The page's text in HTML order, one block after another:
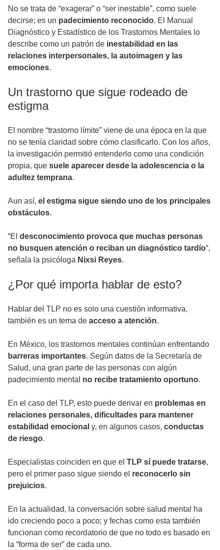
No se trata de “exagerar” o “ser inestable”, como suele
decirse; es un padecimiento reconocido. El Manual
Diagnóstico y Estadístico de los Trastornos Mentales lo
describe como un patrón de inestabilidad en las
relaciones interpersonales, la autoimagen y las
emociones.
Un trastorno que sigue rodeado de
estigma
El nombre “trastorno límite” viene de una época en la que
no se tenía claridad sobre cómo clasificarlo. Con los años,
la investigación permitió entenderlo como una condición
propia, que suele aparecer desde la adolescencia o la
adultez temprana.
Aun así, el estigma sigue siendo uno de los principales
obstáculos.
“El desconocimiento provoca que muchas personas
no busquen atención o reciban un diagnóstico tardío“,
señala la psicóloga Nixsi Reyes.
¿Por qué importa hablar de esto?
Hablar del TLP no es solo una cuestión informativa,
también es un tema de acceso a atención.
En México, los trastornos mentales continúan enfrentando
barreras importantes. Según datos de la Secretaría de
Salud, una gran parte de las personas con algún
padecimiento mental no recibe tratamiento oportuno.
En el caso del TLP, esto puede derivar en problemas en
relaciones personales, dificultades para mantener
estabilidad emocional y, en algunos casos, conductas
de riesgo.
Especialistas coinciden en que el TLP sí puede tratarse,
pero el primer paso sigue siendo el reconocerlo sin
prejuicios.
En la actualidad, la conversación sobre salud mental ha
ido creciendo poco a poco; y fechas como esta también
funcionan como recordatorio de que no todo es basado en
la “forma de ser” de cada uno.